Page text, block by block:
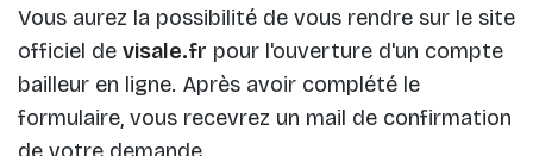
Vous aurez la possibilité de vous rendre sur le site
officiel de visale.fr pour l'ouverture d'un compte
bailleur en ligne. Après avoir complété le
formulaire, vous recevrez un mail de confirmation